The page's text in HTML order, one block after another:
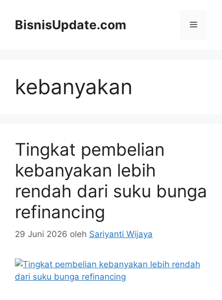
BisnisUpdate.com Menu
kebanyakan
Tingkat pembelian
kebanyakan lebih
rendah dari suku bunga
refinancing
29 Juni 2026 oleh Sariyanti Wijaya